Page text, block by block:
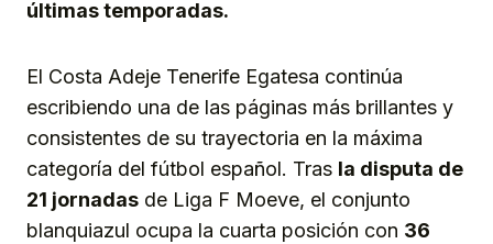
últimas temporadas.
El Costa Adeje Tenerife Egatesa continúa
escribiendo una de las páginas más brillantes y
consistentes de su trayectoria en la máxima
categoría del fútbol español. Tras la disputa de
21 jornadas de Liga F Moeve, el conjunto
blanquiazul ocupa la cuarta posición con 36